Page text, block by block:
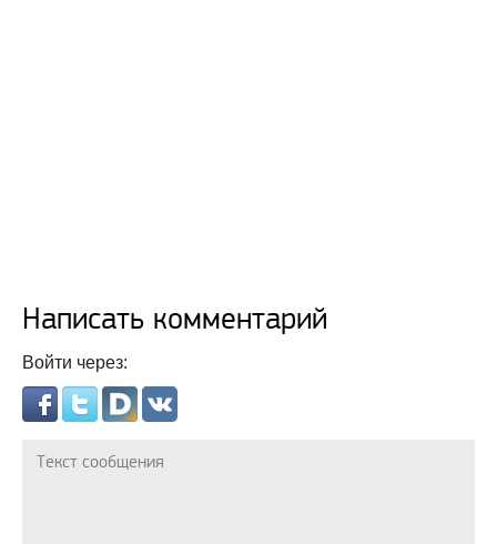
Написать комментарий
Войти через: